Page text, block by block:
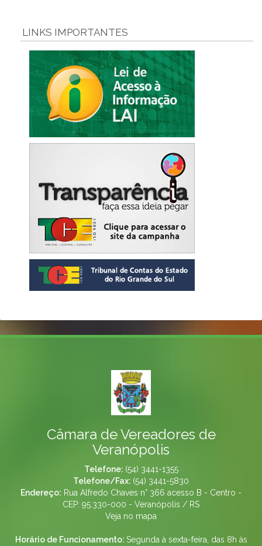
LINKS IMPORTANTES
Câmara de Vereadores de
Veranópolis
Telefone: (54) 3441-1355
Telefone/Fax: (54) 3441-5830
Endereço: Rua Alfredo Chaves n° 366 acesso B - Centro -
CEP: 95.330-000 - Veranópolis / RS
Veja no mapa
Horário de Funcionamento: Segunda à sexta-feira, das 8h às